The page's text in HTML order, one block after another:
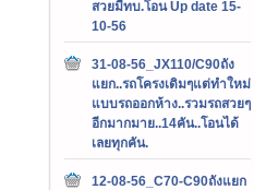
สวยมีทบ.โอน Up date 15-
10-56
31-08-56_JX110/C90ถัง
แยก..รถโครงเดิมๆแต่ทำใหม่
แบบรถออกห้าง..รวมรถสวยๆ
อีกมากมาย..14คัน..โอนได้
เลยทุกคัน.
12-08-56_C70-C90ถังแยก